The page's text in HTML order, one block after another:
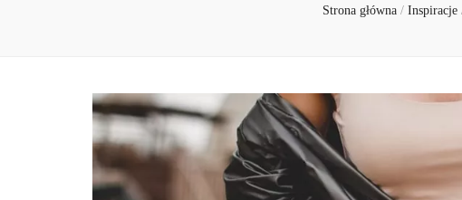
Strona główna / Inspiracje